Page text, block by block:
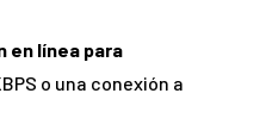
en línea para
o una conexión a